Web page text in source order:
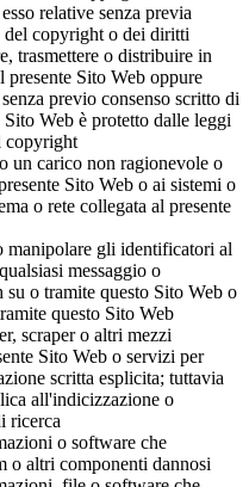
relative senza previa
del copyright o dei diritti
trasmettere o distribuire in
Sito Web oppure
previo consenso scritto di
Web è protetto dalle leggi
copyright
un carico non ragionevole o
Sito Web o ai sistemi o
o rete collegata al presente
manipolare gli identificatori al
messaggio o
o tramite questo Sito Web o
questo Sito Web
scraper o altri mezzi
Sito Web o servizi per
scritta esplicita; tuttavia
all'indicizzazione o
ricerca
o software che
o altri componenti dannosi